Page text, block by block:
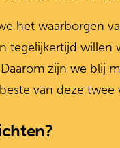
het waarborgen
tegelijkertijd willen
zijn we blij
van deze twee